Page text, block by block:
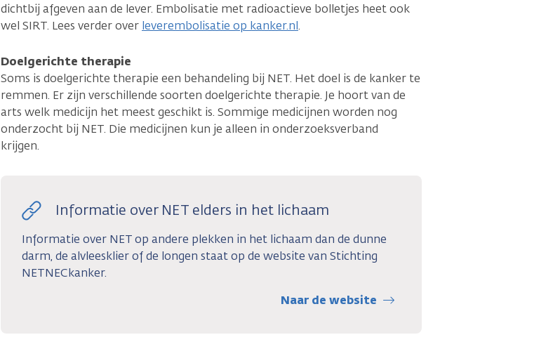
dichtbij afgeven aan de lever. Embolisatie met radioactieve bolletjes heet ook
wel SIRT. Lees verder over leverembolisatie op kanker.nl.
Doelgerichte therapie
Soms is doelgerichte therapie een behandeling bij NET. Het doel is de kanker te
remmen. Er zijn verschillende soorten doelgerichte therapie. Je hoort van de
arts welk medicijn het meest geschikt is. Sommige medicijnen worden nog
onderzocht bij NET. Die medicijnen kun je alleen in onderzoeksverband
krijgen.
Informatie over NET elders in het lichaam
Informatie over NET op andere plekken in het lichaam dan de dunne
darm, de alvleesklier of de longen staat op de website van Stichting
NETNECkanker.
Naar de website